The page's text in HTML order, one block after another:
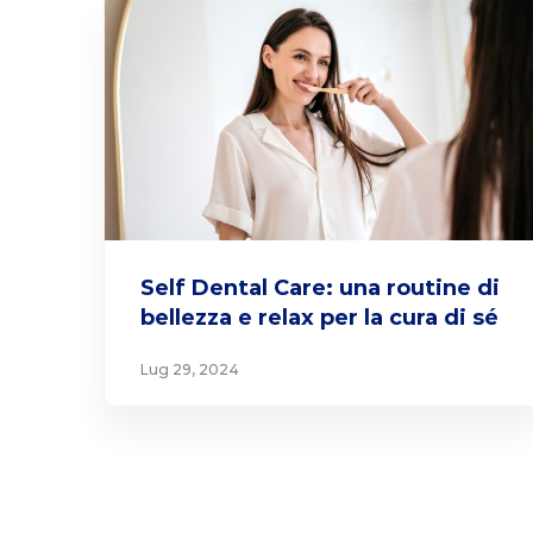
Self Dental Care: una routine di
bellezza e relax per la cura di sé
Lug 29, 2024